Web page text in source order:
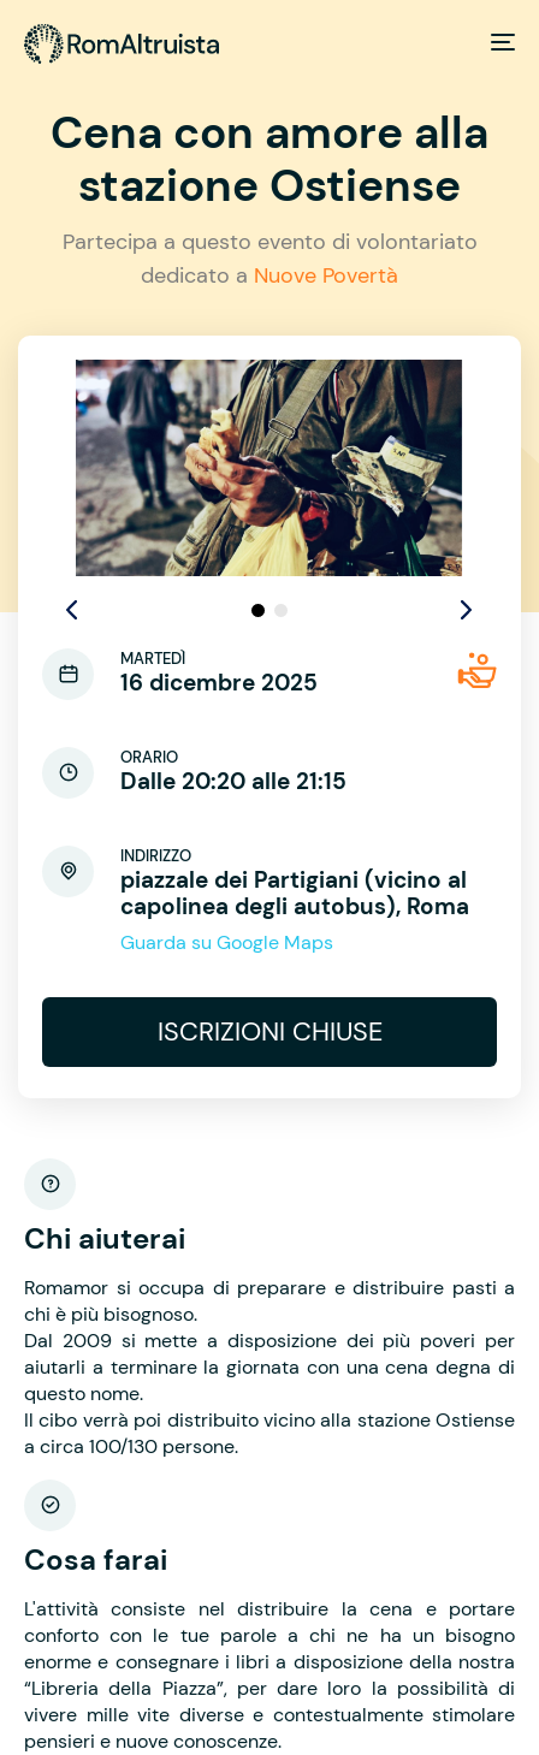
Cena con amore alla
stazione Ostiense
Partecipa a questo evento di volontariato
dedicato a Nuove Povertà
MARTEDÌ
16 dicembre 2025
ORARIO
Dalle 20:20 alle 21:15
INDIRIZZO
piazzale dei Partigiani (vicino al
capolinea degli autobus), Roma
Guarda su Google Maps
ISCRIZIONI CHIUSE
Chi aiuterai
Romamor si occupa di preparare e distribuire pasti a
chi è più bisognoso.
Dal 2009 si mette a disposizione dei più poveri per
aiutarli a terminare la giornata con una cena degna di
questo nome.
Il cibo verrà poi distribuito vicino alla stazione Ostiense
a circa 100/130 persone.
Cosa farai
L'attività consiste nel distribuire la cena e portare
conforto con le tue parole a chi ne ha un bisogno
enorme e consegnare i libri a disposizione della nostra
“Libreria della Piazza”, per dare loro la possibilità di
vivere mille vite diverse e contestualmente stimolare
pensieri e nuove conoscenze.